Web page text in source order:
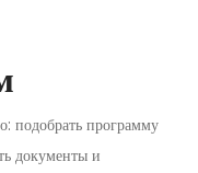
подобрать программу
документы и